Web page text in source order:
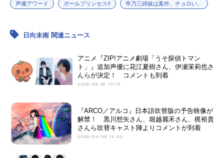
声優アワード ポールプリンセス!! 帝乃三姉妹は案外、チョロい。
日向未南 関連ニュース
アニメ『ZIP!アニメ劇場「うそ探偵トマン
ト」』追加声優に花江夏樹さん、伊瀬茉莉也さ
んらが決定！ コメントも到着
2026-05-25 10:10
『ARCO／アルコ』日本語吹替版の予告映像が
解禁！ 黒川想矢さん、堀越麗禾さん、梶裕貴
さんら吹替キャスト陣よりコメントが到着
2026-04-09 14:00